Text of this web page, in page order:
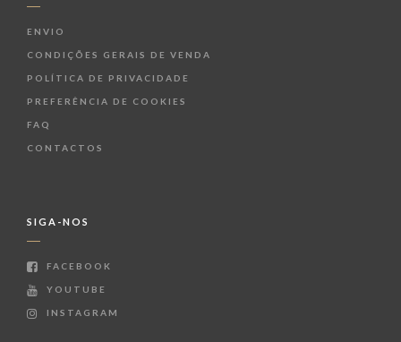
ENVIO
CONDIÇÕES GERAIS DE VENDA
POLÍTICA DE PRIVACIDADE
PREFERÊNCIA DE COOKIES
FAQ
CONTACTOS
SIGA-NOS
FACEBOOK
YOUTUBE
INSTAGRAM